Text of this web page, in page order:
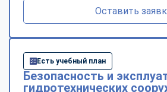
Оставить
Есть учебный план
Безопасность и
гидротехнических